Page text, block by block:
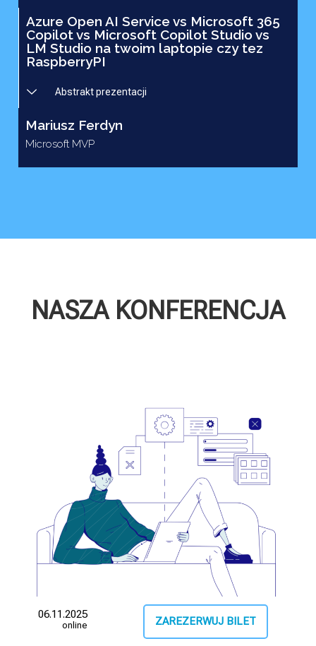
Azure Open AI Service vs Microsoft 365
Copilot vs Microsoft Copilot Studio vs
LM Studio na twoim laptopie czy tez
RaspberryPI
Abstrakt prezentacji
Mariusz Ferdyn
Microsoft MVP
NASZA KONFERENCJA
06.11.2025
online ZAREZERWUJ BILET